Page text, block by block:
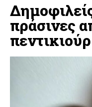
πράσινες
πεντικιούρ